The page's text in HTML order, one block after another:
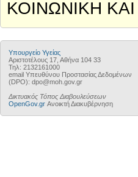
ΚΟΙΝΩΝΙΚΗ
Υπουργείο Υγείας
Αριστοτέλους 17, Αθήνα 104 33
Τηλ: 2132161000
email Υπευθύνου Προστασίας Δεδομένων
(DPO): dpo@moh.gov.gr
Δικτυακός Τόπος Διαβουλεύσεων
OpenGov.gr Ανοικτή Διακυβέρνηση